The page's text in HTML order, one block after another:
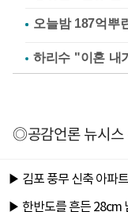
하리수 "이혼 내
◎공감언론 뉴시스